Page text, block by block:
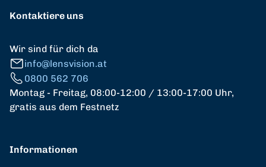
Kontaktiere uns
Wir sind für dich da
info@lensvision.at
0800 562 706
Montag - Freitag, 08:00-12:00 / 13:00-17:00 Uhr,
gratis aus dem Festnetz
Informationen